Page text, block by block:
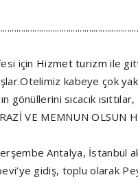
için Hizmet turizm ile
kabeye çok
gönüllerini sıcacık
VE MEMNUN OLSUN
Antalya, İstanbul
gidiş, toplu olarak